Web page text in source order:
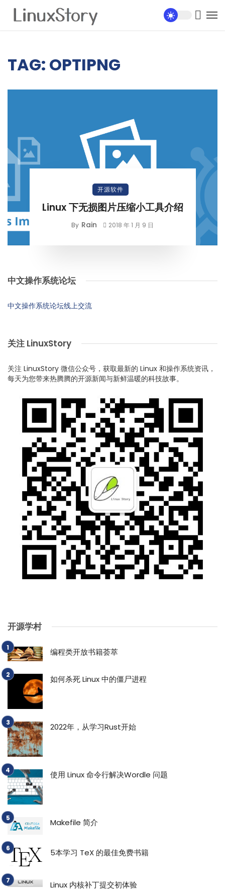
TAG: OPTIPNG
开源软件
Linux 下无损图片压缩小工具介绍
By Rain 2018 年 1 月 9 日
中文操作系统论坛
中文操作系统论坛线上交流
关注 LinuxStory
关注 LinuxStory 微信公众号，获取最新的 Linux 和操作系统资讯，
每天为您带来热腾腾的开源新闻与新鲜温暖的科技故事。
开源学村
编程类开放书籍荟萃
如何杀死 Linux 中的僵尸进程
2022年，从学习Rust开始
使用 Linux 命令行解决Wordle 问题
Makefile 简介
5本学习 TeX 的最佳免费书籍
Linux 内核补丁提交初体验